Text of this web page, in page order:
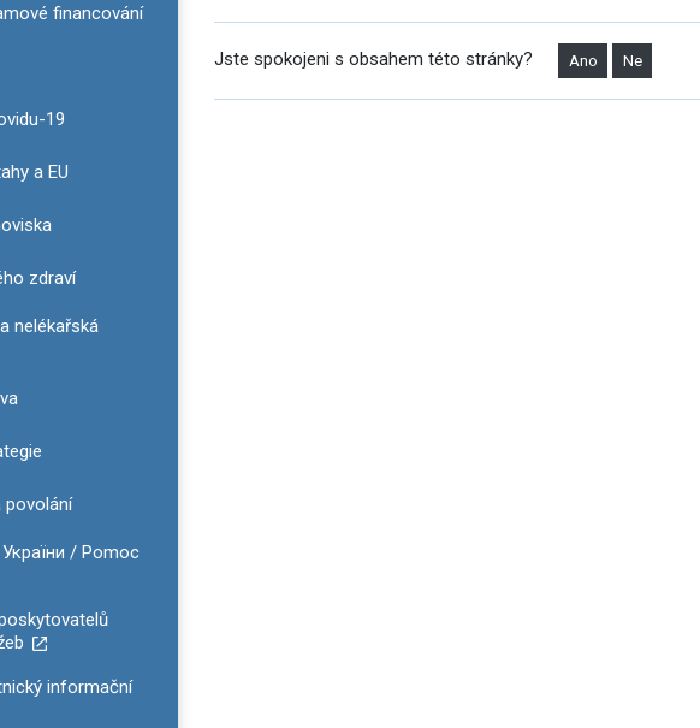
Dotace a programové financování
financování
Evropské fondy
Informace ke covidu-19
19
Mezinárodní vztahy a EU
a EU
Metodiky a stanoviska
Ochrana veřejného zdraví
zdraví
Ošetřovatelství a nelékařská povolání
nelékařská
Právo a legislativa
Programy a strategie
Věda a lékařská povolání
povolání
Допомога для України / Pomoc pro Ukrajinu
/ Pomoc
informační
Jste spokojeni s obsahem této stránky? Ano Ne